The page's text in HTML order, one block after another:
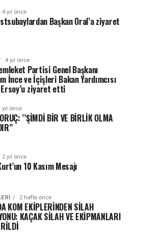
4 yıl önce
Başkan Oral’a ziyaret
4 yıl önce
Partisi Genel Başkanı
İnce ve İçişleri Bakan Yardımcısı
ziyaret etti
yıl önce
’’ŞİMDİ BİR VE BİRLİK OLMA
2 yıl önce
10 Kasım Mesajı
2 hafta önce
KOM EKİPLERİNDEN SİLAH
KAÇAK SİLAH VE EKİPMANLARI